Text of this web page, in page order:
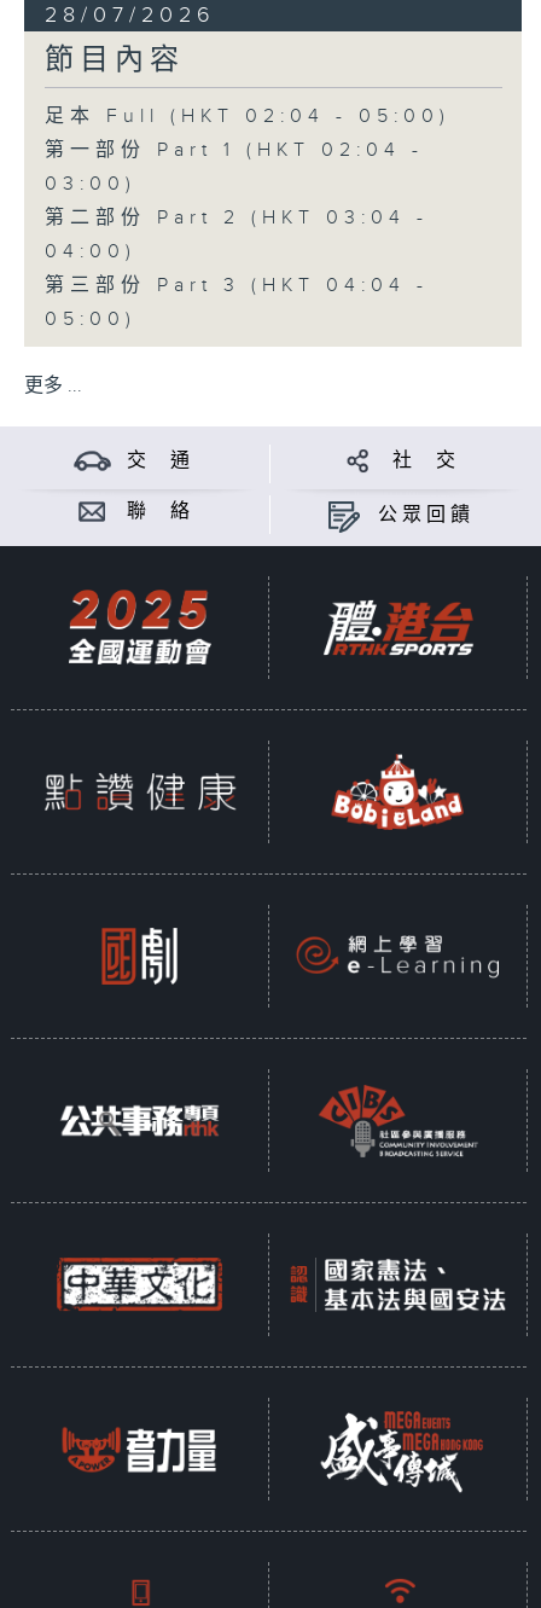
28/07/2026
節目內容
足本 Full (HKT 02:04 - 05:00)
第一部份 Part 1 (HKT 02:04 -
03:00)
第二部份 Part 2 (HKT 03:04 -
04:00)
第三部份 Part 3 (HKT 04:04 -
05:00)
更多 ...
交 通 社 交
聯 絡 公眾回饋